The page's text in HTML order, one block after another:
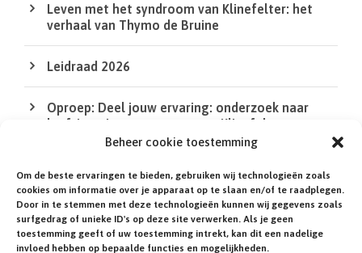
Beheer cookie toestemming
Om de beste ervaringen te bieden, gebruiken wij technologieën zoals
cookies om informatie over je apparaat op te slaan en/of te raadplegen.
Door in te stemmen met deze technologieën kunnen wij gegevens zoals
surfgedrag of unieke ID's op deze site verwerken. Als je geen
toestemming geeft of uw toestemming intrekt, kan dit een nadelige
invloed hebben op bepaalde functies en mogelijkheden.
n
Leven met het syndroom van Klinefelter: het
verhaal van Thymo de Bruine
Leidraad 2026
Oproep: Deel jouw ervaring: onderzoek naar
leefsituatie van mensen met Klinefelter en
DSD/intersekse
De QR Code in de XS bij de agenda werkt niet
Heb jij of een familielid een zeldzame of niet-
gediagnosticeerde aandoening?